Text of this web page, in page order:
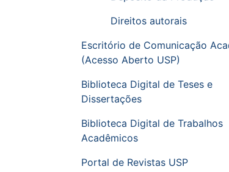
Direitos autorais
Escritório de Comunicação
(Acesso Aberto USP)
Biblioteca Digital de Teses e
Dissertações
Biblioteca Digital de Trabalhos
Acadêmicos
Portal de Revistas USP